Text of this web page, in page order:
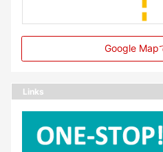
Google Map
Links